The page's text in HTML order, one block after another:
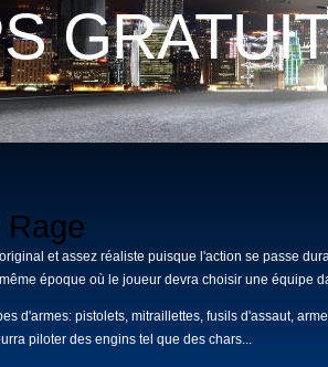
Rage
et assez réaliste puisque l'action se passe
époque où le joueur devra choisir une équipe
d'armes: pistolets, mitraillettes, fusils d'assaut,
piloter des engins tel que des chars...